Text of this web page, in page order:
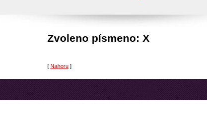
Zvoleno písmeno: X
[ Nahoru ]